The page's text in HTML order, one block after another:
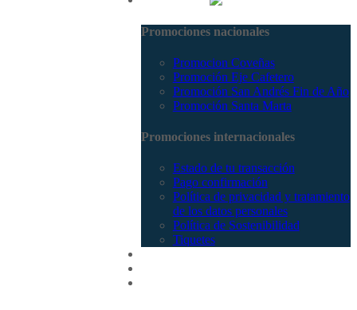
Promociones nacionales
Promocion Coveñas
Promoción Eje Cafetero
Promoción San Andrés Fin de Año
Promoción Santa Marta
Promociones internacionales
Estado de tu transacción
Pago confirmación
Política de privacidad y tratamiento
de los datos personales
Política de Sostenibilidad
Tiquetes